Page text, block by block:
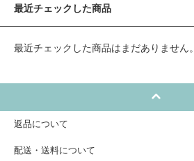
最近チェックした商品
最近チェックした商品はまだありません。
返品について
配送・送料について